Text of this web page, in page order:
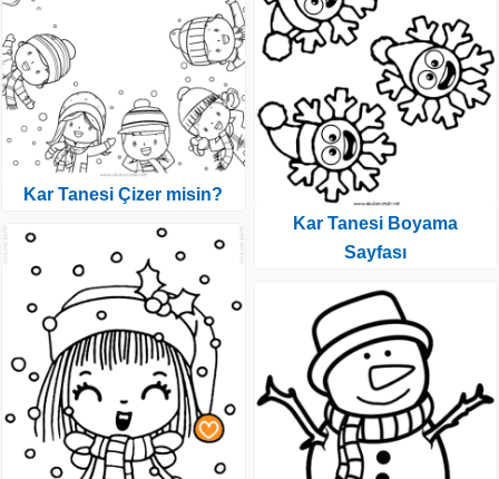
Kar Tanesi Çizer misin?
Kar Tanesi Boyama
Sayfası